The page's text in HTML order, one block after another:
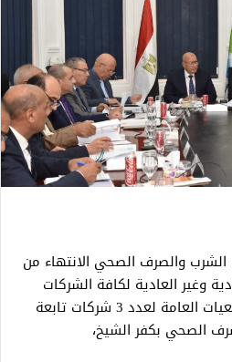
الشرب والصرف الصحي الانتهاء من
وغير العادية لكافة الشركات
التابعة وذلك عقب عقد الجمعيات العامة لعدد 3 شركات تابعة
الصحي بكفر الشيخ،